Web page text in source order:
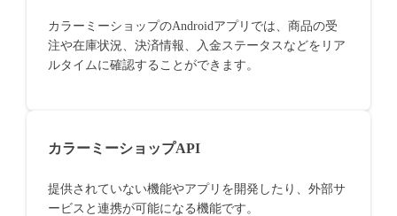
カラーミーショップのAndroidアプリでは、商品の受
注や在庫状況、決済情報、入金ステータスなどをリア
ルタイムに確認することができます。
カラーミーショップAPI
提供されていない機能やアプリを開発したり、外部サ
ービスと連携が可能になる機能です。